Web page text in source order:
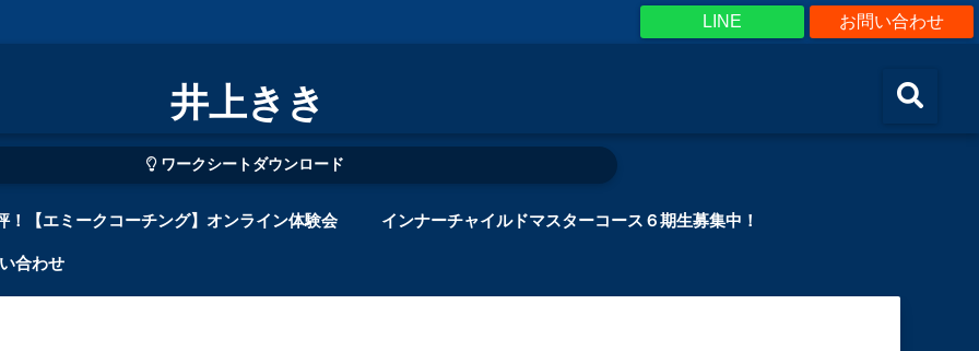
お問い合わせ
LINE
井上きき
ワークシートダウンロード
！【エミークコーチング】オンライン体験会 インナーチャイルドマスターコース６期生募集中！
合わせ